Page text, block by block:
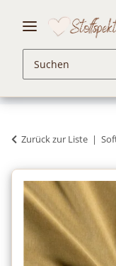
Zurück zur Liste